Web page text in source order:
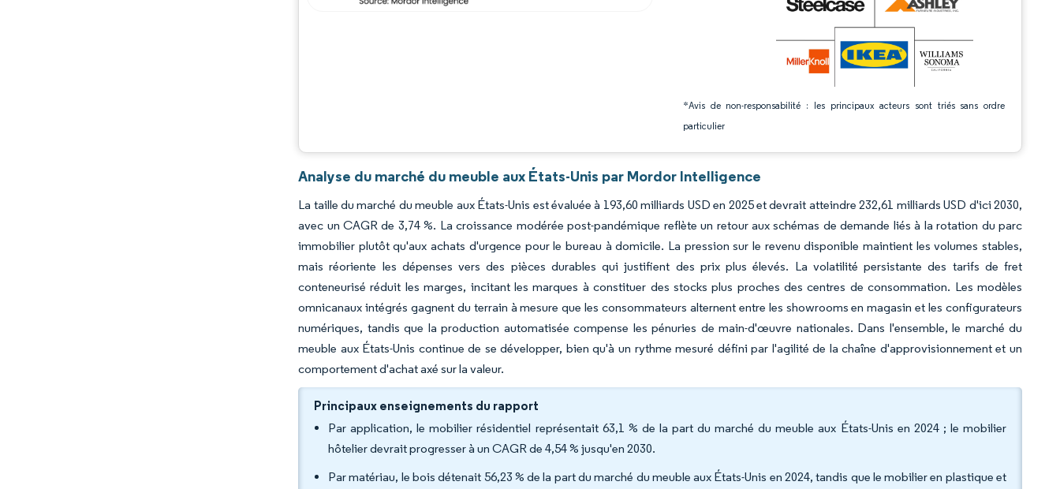
*Avis de non-responsabilité : les principaux acteurs sont triés sans ordre
particulier
Analyse du marché du meuble aux États-Unis par Mordor Intelligence
La taille du marché du meuble aux États-Unis est évaluée à 193,60 milliards USD en 2025 et devrait atteindre 232,61 milliards USD d'ici 2030,
avec un CAGR de 3,74 %. La croissance modérée post-pandémique reflète un retour aux schémas de demande liés à la rotation du parc
immobilier plutôt qu'aux achats d'urgence pour le bureau à domicile. La pression sur le revenu disponible maintient les volumes stables,
mais réoriente les dépenses vers des pièces durables qui justifient des prix plus élevés. La volatilité persistante des tarifs de fret
conteneurisé réduit les marges, incitant les marques à constituer des stocks plus proches des centres de consommation. Les modèles
omnicanaux intégrés gagnent du terrain à mesure que les consommateurs alternent entre les showrooms en magasin et les configurateurs
numériques, tandis que la production automatisée compense les pénuries de main-d'œuvre nationales. Dans l'ensemble, le marché du
meuble aux États-Unis continue de se développer, bien qu'à un rythme mesuré défini par l'agilité de la chaîne d'approvisionnement et un
comportement d'achat axé sur la valeur.
Principaux enseignements du rapport
Par application, le mobilier résidentiel représentait 63,1 % de la part du marché du meuble aux États-Unis en 2024 ; le mobilier
hôtelier devrait progresser à un CAGR de 4,54 % jusqu'en 2030.
Par matériau, le bois détenait 56,23 % de la part du marché du meuble aux États-Unis en 2024, tandis que le mobilier en plastique et